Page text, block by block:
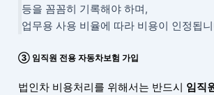
등을 꼼꼼히 기록해야 하며,
업무용 사용 비율에 따라 비용이 인정됩
③ 임직원 전용 자동차보험 가입
법인차 비용처리를 위해서는 반드시 임직